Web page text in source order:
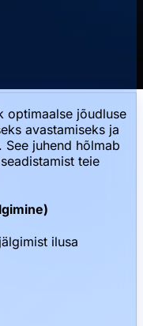
optimaalse jõudluse
avastamiseks ja
juhend hõlmab
teie
ilusa